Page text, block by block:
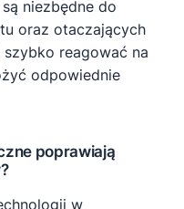
niezbędne do
oraz otaczających
szybko reagować na
odpowiednie
poprawiają
w